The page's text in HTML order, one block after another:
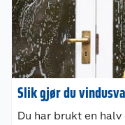
Slik gjør du
Du har brukt en